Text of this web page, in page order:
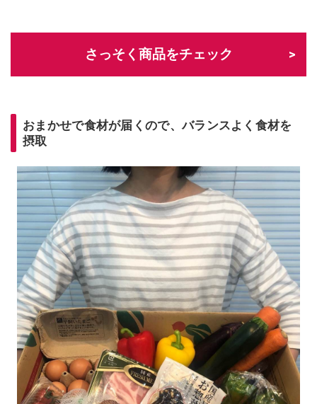
さっそく商品をチェック
おまかせで食材が届くので、バランスよく食材を
摂取